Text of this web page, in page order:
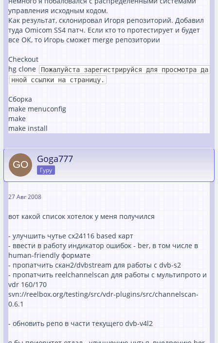
управления исходным кодом.
Как результат, склонировал Игоря репозиторий. Добавил
туда Omicom SS4 патч. Если кто то протестирует и будет
все ОК, то Игорь сможет merge репозитории
Checkout
hg clone
Пожалуйста зарегистрируйся для просмотра да
нной ссылки на страницу.
Сборка
make menuconfig
make
make install
Goga777
Гуру
27 Авг 2008
вот какой список хотелок у меня получился
- улучшить чутье cx24116 based карт
- ввести в работу индикатор ошибок - ber, в том числе в
human-friendly формате
- пропатчить скан2/dvbstream для работы с dvb-s2
- пропатчить reelchannelscan для работы с мультипрото и
vdr 160/170
svn://reelbox.org/testing/src/vdr-plugins/src/channelscan-
0.6.1
- обновить репо в части текущего dvb-v4l2